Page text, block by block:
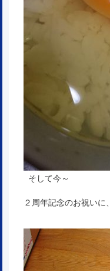
そして今～
２周年記念のお祝い